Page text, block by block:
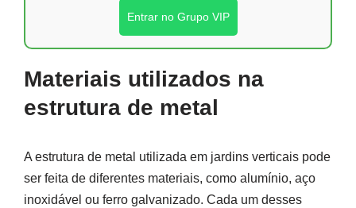
Entrar no Grupo VIP
Materiais utilizados na
estrutura de metal
A estrutura de metal utilizada em jardins verticais pode
ser feita de diferentes materiais, como alumínio, aço
inoxidável ou ferro galvanizado. Cada um desses